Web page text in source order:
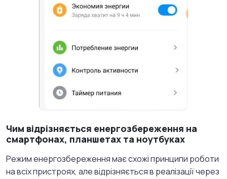
Чим відрізняється енергозбереження на
смартфонах, планшетах та ноутбуках
Режим енергозбереження має схожі принципи роботи
на всіх пристроях, але відрізняється в реалізації через